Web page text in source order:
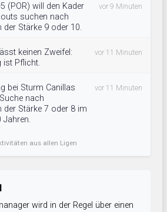
(POR) will den Kader
suchen nach
der Stärke 9 oder 10.
vor 9 Minuten
keinen Zweifel:
ist Pflicht.
vor 11 Minuten
bei Sturm Canillas
nach
der Stärke 7 oder 8 im
Jahren.
vor 11 Minuten
aus allen Ligen
wird in der Regel über einen